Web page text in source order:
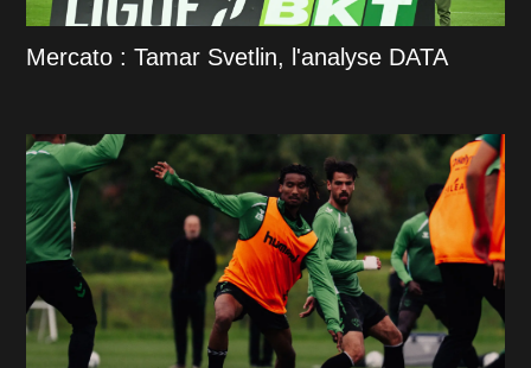
Mercato : Tamar Svetlin, l'analyse DATA